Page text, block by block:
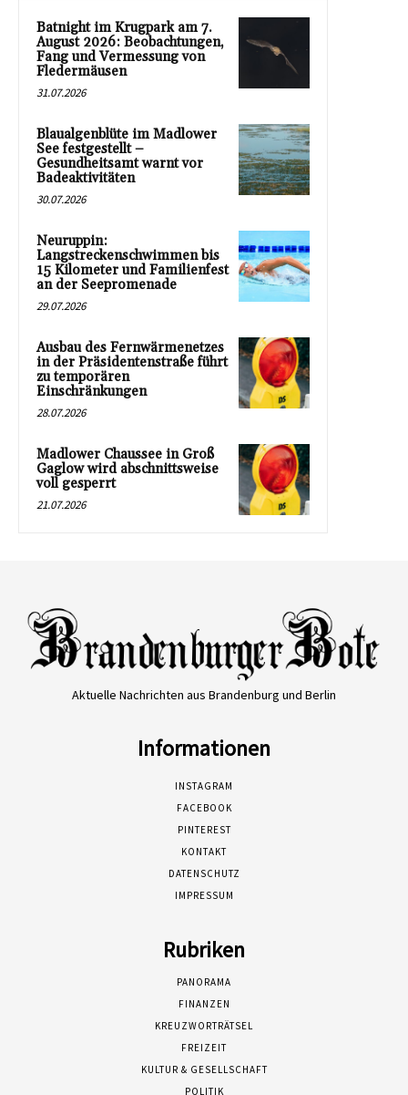
Batnight im Krugpark am 7.
August 2026: Beobachtungen,
Fang und Vermessung von
Fledermäusen
31.07.2026
Blaualgenblüte im Madlower
See festgestellt –
Gesundheitsamt warnt vor
Badeaktivitäten
30.07.2026
Neuruppin:
Langstreckenschwimmen bis
15 Kilometer und Familienfest
an der Seepromenade
29.07.2026
Ausbau des Fernwärmenetzes
in der Präsidentenstraße führt
zu temporären
Einschränkungen
28.07.2026
Madlower Chaussee in Groß
Gaglow wird abschnittsweise
voll gesperrt
21.07.2026
Aktuelle Nachrichten aus Brandenburg und Berlin
Informationen
INSTAGRAM
FACEBOOK
PINTEREST
KONTAKT
DATENSCHUTZ
IMPRESSUM
Rubriken
PANORAMA
FINANZEN
KREUZWORTRÄTSEL
FREIZEIT
KULTUR & GESELLSCHAFT
POLITIK